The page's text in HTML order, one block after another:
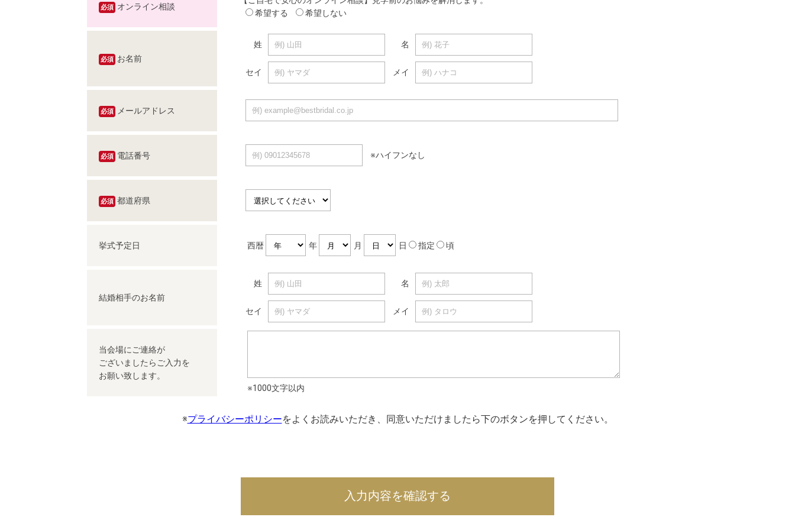
必須 オンライン相談
希望する
希望しない
必須 お名前
姓 名
セイ メイ
必須 メールアドレス
必須 電話番号 ※ハイフンなし
必須 都道府県
挙式予定日 西暦 年 月 日 指定 頃
結婚相手のお名前
姓 名
セイ メイ
当会場にご連絡が
ございましたらご入力を
お願い致します。
※1000文字以内
※プライバシーポリシーをよくお読みいただき、同意いただけましたら下のボタンを押してください。